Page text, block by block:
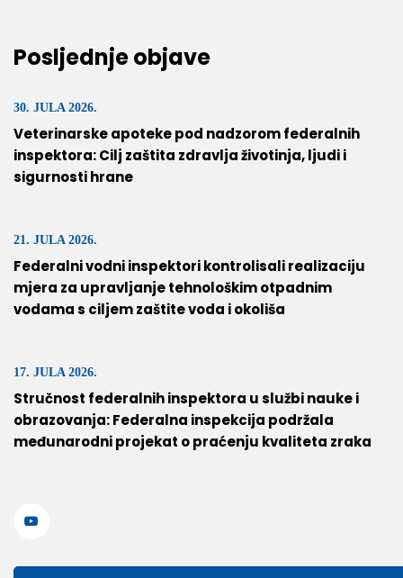
Posljednje objave
30. JULA 2026.
Veterinarske apoteke pod nadzorom federalnih
inspektora: Cilj zaštita zdravlja životinja, ljudi i
sigurnosti hrane
21. JULA 2026.
Federalni vodni inspektori kontrolisali realizaciju
mjera za upravljanje tehnološkim otpadnim
vodama s ciljem zaštite voda i okoliša
17. JULA 2026.
Stručnost federalnih inspektora u službi nauke i
obrazovanja: Federalna inspekcija podržala
međunarodni projekat o praćenju kvaliteta zraka